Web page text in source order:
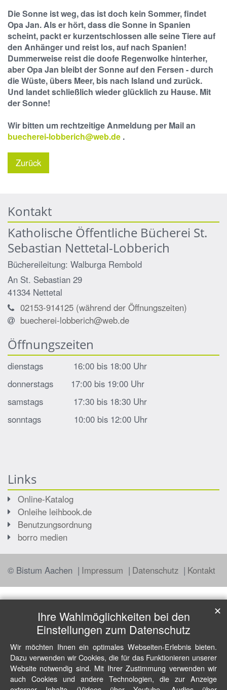
Die Sonne ist weg, das ist doch kein Sommer, findet
Opa Jan. Als er hört, dass die Sonne in Spanien
scheint, packt er kurzentschlossen alle seine Tiere auf
den Anhänger und reist los, auf nach Spanien!
Dummerweise reist die doofe Regenwolke hinterher,
aber Opa Jan bleibt der Sonne auf den Fersen - durch
die Wüste, übers Meer, bis nach Island und zurück.
Und landet schließlich wieder glücklich zu Hause. Mit
der Sonne!
Wir bitten um rechtzeitige Anmeldung per Mail an
buecherei-lobberich@web.de .
Zurück
Kontakt
Katholische Öffentliche Bücherei St.
Sebastian Nettetal-Lobberich
Büchereileitung: Walburga Rembold
An St. Sebastian 29
41334 Nettetal
02153-914125 (während der Öffnungszeiten)
buecherei-lobberich@web.de
Öffnungszeiten
dienstags 16:00 bis 18:00 Uhr
donnerstags 17:00 bis 19:00 Uhr
samstags 17:30 bis 18:30 Uhr
sonntags 10:00 bis 12:00 Uhr
Links
Online-Katalog
Onleihe leihbook.de
Benutzungsordnung
borro medien
© Bistum Aachen Impressum Datenschutz Kontakt
Ihre Wahlmöglichkeiten bei den
Einstellungen zum Datenschutz
Wir möchten Ihnen ein optimales Webseiten-Erlebnis bieten.
Dazu verwenden wir Cookies, die für das Funktionieren unserer
Website notwendig sind. Mit Ihrer Zustimmung verwenden wir
auch Cookies und andere Technologien, die zur Anzeige
✕